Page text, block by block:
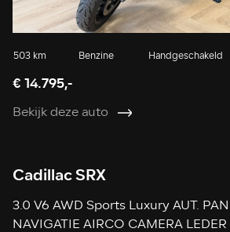
503 km Benzine Handgeschakeld
€ 14.795,-
Bekijk deze auto
Cadillac SRX
3.0 V6 AWD Sports Luxury AUT.
NAVIGATIE AIRCO CAMERA LEDER